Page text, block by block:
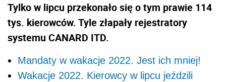
Tylko w lipcu przekonało się o tym prawie 114
tys. kierowców. Tyle złapały rejestratory
systemu CANARD ITD.
Mandaty w wakacje 2022. Jest ich mniej!
Wakacje 2022. Kierowcy w lipcu jeździli